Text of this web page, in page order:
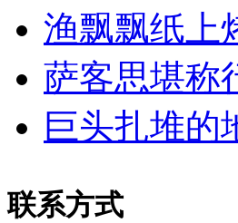
渔飘飘纸上
萨客思堪称
巨头扎堆的
联系方式